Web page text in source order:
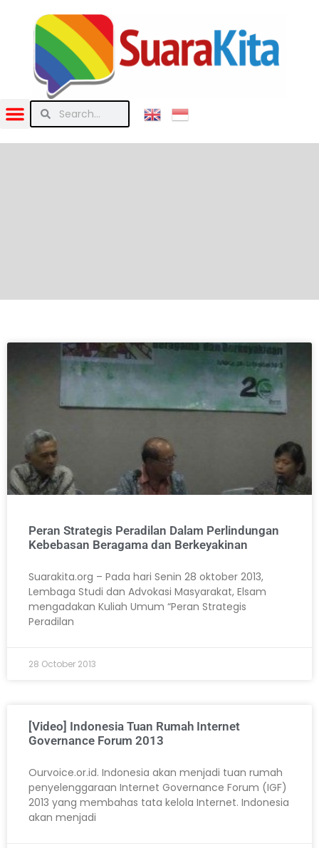
Peran Strategis Peradilan Dalam Perlindungan
Kebebasan Beragama dan Berkeyakinan
Suarakita.org – Pada hari Senin 28 oktober 2013,
Lembaga Studi dan Advokasi Masyarakat, Elsam
mengadakan Kuliah Umum “Peran Strategis
Peradilan
28 October 2013
[Video] Indonesia Tuan Rumah Internet
Governance Forum 2013
Ourvoice.or.id. Indonesia akan menjadi tuan rumah
penyelenggaraan Internet Governance Forum (IGF)
2013 yang membahas tata kelola Internet. Indonesia
akan menjadi